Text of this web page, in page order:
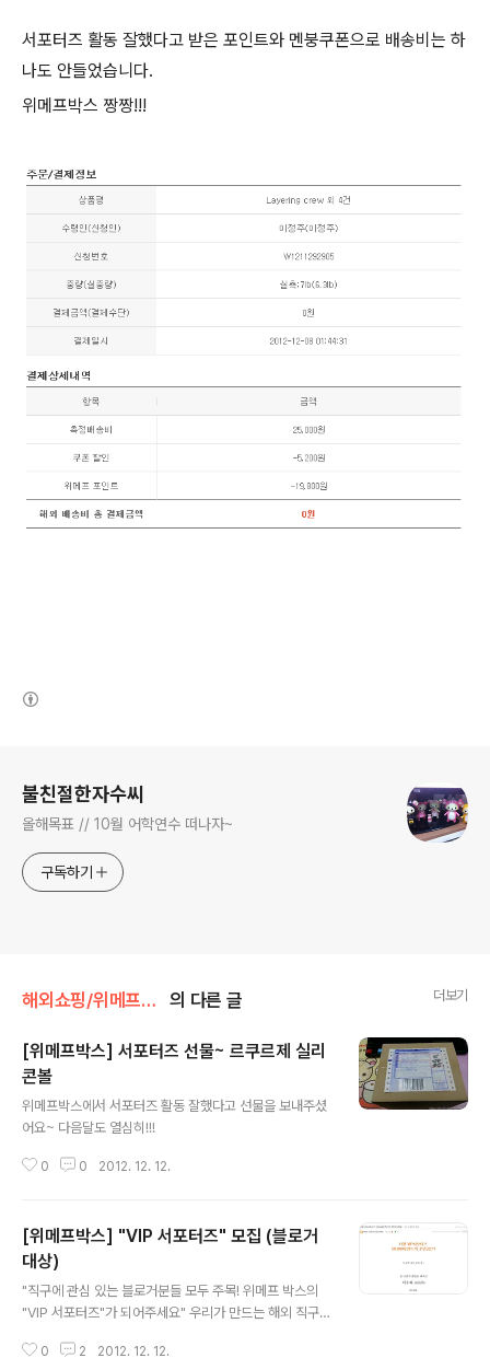
서포터즈 활동 잘했다고 받은 포인트와 멘붕쿠폰으로 배송비는 하
나도 안들었습니다.
위메프박스 짱짱!!!
불친절한자수씨
올해목표 // 10월 어학연수 떠나자~
구독하기
해외쇼핑/위메프박스 의 다른 글 더보기
[위메프박스] 서포터즈 선물~ 르쿠르제 실리
콘볼
위메프박스에서 서포터즈 활동 잘했다고 선물을 보내주셨
어요~ 다음달도 열심히!!!
0 0 2012. 12. 12.
[위메프박스] "VIP 서포터즈" 모집 (블로거
대상)
"직구에 관심 있는 블로거분들 모두 주목! 위메프 박스의
"VIP 서포터즈"가 되어주세요" 우리가 만드는 해외 직구
0 2 2012. 12. 12.